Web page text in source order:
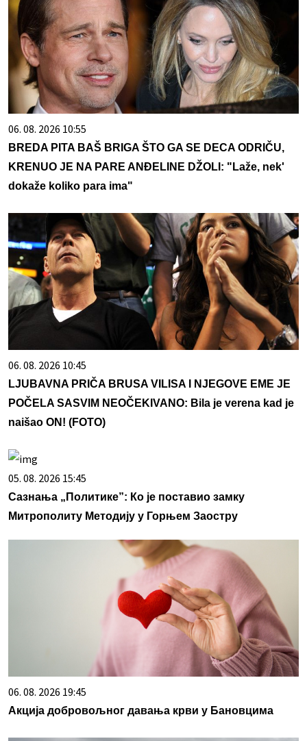
06. 08. 2026 10:55
BREDA PITA BAŠ BRIGA ŠTO GA SE DECA ODRIČU,
KRENUO JE NA PARE ANĐELINE DŽOLI: "Laže, nek'
dokaže koliko para ima"
06. 08. 2026 10:45
LJUBAVNA PRIČA BRUSA VILISA I NJEGOVE EME JE
POČELA SASVIM NEOČEKIVANO: Bila je verena kad je
naišao ON! (FOTO)
05. 08. 2026 15:45
Сазнања „Политике”: Ко је поставио замку
Митрополиту Методију у Горњем Заостру
06. 08. 2026 19:45
Акција добровољног давања крви у Бановцима